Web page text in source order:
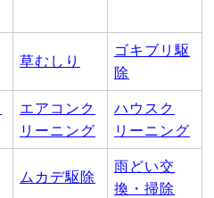
草むしり
ゴキブリ駆
除
エアコンク
リーニング
ハウスク
リーニング
ムカデ駆除
雨どい交
換・掃除